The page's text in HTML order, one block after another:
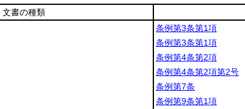
文書の種類
条例第3条第1項
条例第3条第1項
条例第4条第2項
条例第4条第2項第2号
条例第7条
条例第9条第1項